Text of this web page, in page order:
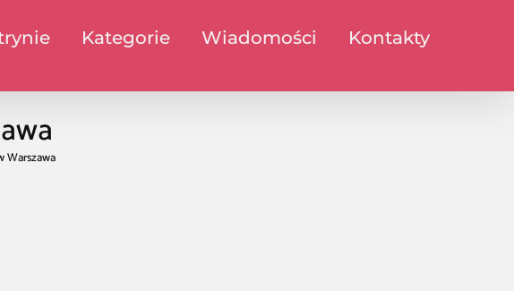
Kategorie Wiadomości Kontakty
Warszawa